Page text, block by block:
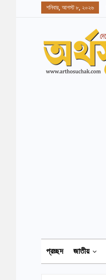
শনিবার, আগস্ট ৮, ২০২৬
প্রচ্ছদ জাতীয়